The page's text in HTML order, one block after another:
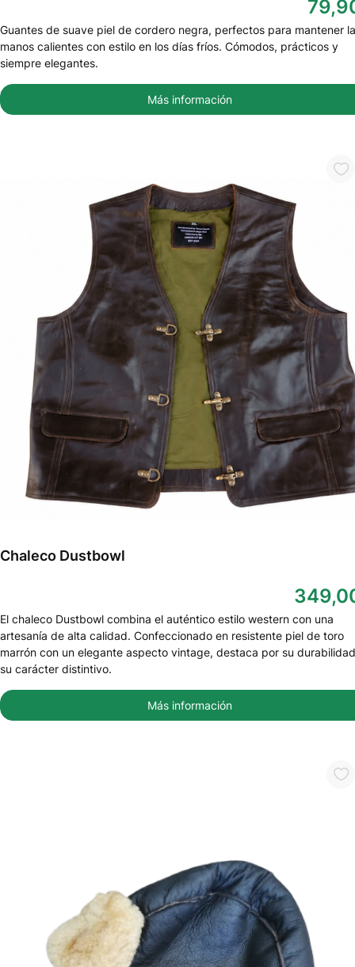
Guantes de suave piel de cordero negra, perfectos para mantener
manos calientes con estilo en los días fríos. Cómodos, prácticos y
siempre elegantes.
Más información
Chaleco Dustbowl
El chaleco Dustbowl combina el auténtico estilo western con una
artesanía de alta calidad. Confeccionado en resistente piel de toro
marrón con un elegante aspecto vintage, destaca por su
su carácter distintivo.
Más información